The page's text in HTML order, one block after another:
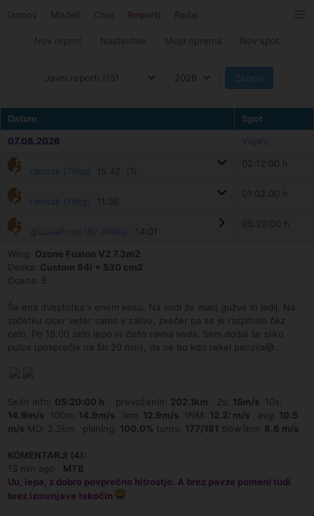
Domov Modeli Chat Reporti Radar
Nov report Nastavitve Moja oprema Nov spot
Datum
Spot
07.08.2026
Viganj
ramsak (78kg) 15:42 (1)
02:12:00 h
ramsak (78kg) 11:36
01:02:00 h
LukaPozar197 (96kg) 14:01
05:20:00 h
Wing: Ozone Fusion V2 7.3m2
Deska: Custom 94l + 530 cm2
Ocena: 5
Še ena dvestotka v enem kosu. Na vodi že manj gužve in ladij. Na
začetku sicer veter samo v zalivu, zvečer pa se je razpihalo čez
celo. Po 18.00 zelo lepo in čisto ravna voda. Sem dodal še sliko
pulza (povprečje na 5h 20 min), da ne bo kdo rekel penzija😅...
Sešn info: 05:20:00 h prevoženih: 202.1km 2s: 15m/s 10s:
14.9m/s 100m: 14.9m/s 1km: 12.9m/s 1NM: 12.2: m/s avg: 10.5
m/s MD: 2.2km planing: 100.0% turns: 177/181 slow1km: 8.6 m/s
KOMENTARJI (4):
13 min ago MTB
Uu, lepa, z dobro povprečno hitrostjo. A brez pavze pomeni tudi
brez izmenjave tekočin